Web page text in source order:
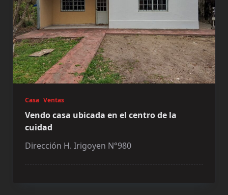
Casa Ventas
Vendo casa ubicada en el centro de la
cuidad
Dirección H. Irigoyen N°980